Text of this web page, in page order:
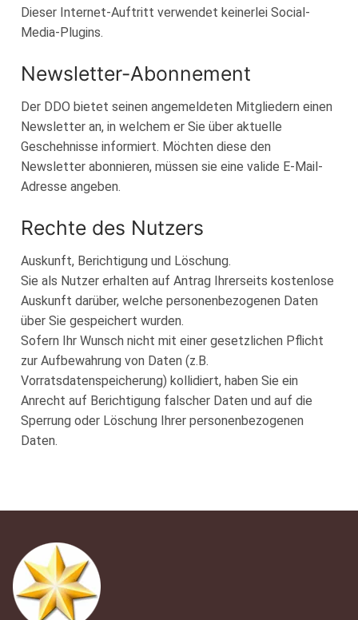
Dieser Internet-Auftritt verwendet keinerlei Social-
Media-Plugins.
Newsletter-Abonnement
Der DDO bietet seinen angemeldeten Mitgliedern einen
Newsletter an, in welchem er Sie über aktuelle
Geschehnisse informiert. Möchten diese den
Newsletter abonnieren, müssen sie eine valide E-Mail-
Adresse angeben.
Rechte des Nutzers
Auskunft, Berichtigung und Löschung.
Sie als Nutzer erhalten auf Antrag Ihrerseits kostenlose
Auskunft darüber, welche personenbezogenen Daten
über Sie gespeichert wurden.
Sofern Ihr Wunsch nicht mit einer gesetzlichen Pflicht
zur Aufbewahrung von Daten (z.B.
Vorratsdatenspeicherung) kollidiert, haben Sie ein
Anrecht auf Berichtigung falscher Daten und auf die
Sperrung oder Löschung Ihrer personenbezogenen
Daten.